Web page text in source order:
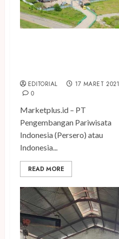
EDITORIAL
17 MARET 2021
0
Marketplus.id – PT
Pengembangan Pariwisata
Indonesia (Persero) atau
Indonesia...
READ MORE